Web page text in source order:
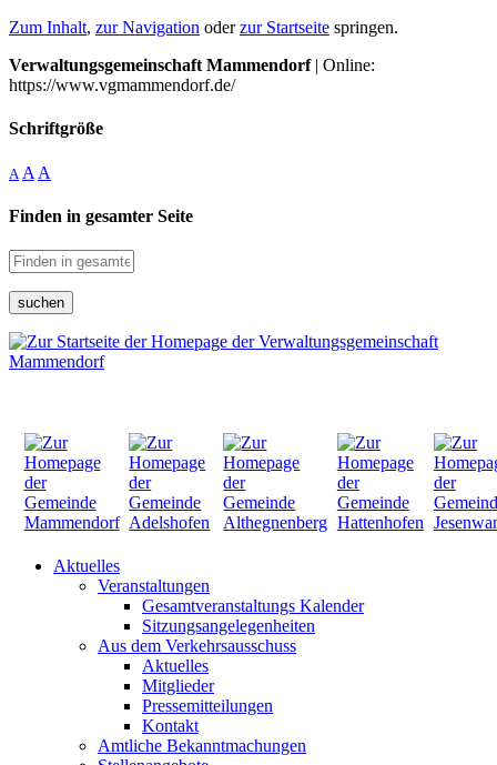
Zum Inhalt, zur Navigation oderzur Startseite springen.
Verwaltungsgemeinschaft Mammendorf| Online:
https://www.vgmammendorf.de/
Schriftgröße
A A A
Finden in gesamter Seite
suchen
Aktuelles
Veranstaltungen
Gesamtveranstaltungs Kalender
Sitzungsangelegenheiten
Aus dem Verkehrsausschuss
Aktuelles
Mitglieder
Pressemitteilungen
Kontakt
Amtliche Bekanntmachungen